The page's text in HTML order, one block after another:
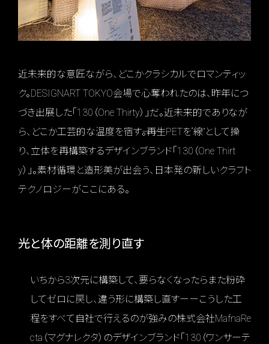
近未来的な意匠ながら、どこかクラシカルでロマンティッ
ク。DESIGNART TOKYO会場で心奪われたのは、昨年につ
づき出展した「130（One Thirty）」だ。近未来的でありなが
ら、どこか工芸的な温度を宿す――。再生PETを“線”として操
り、立体を再構築するデザインブランド「130（One Thirt
y）」。素材循環と造形美が出会う、日本発の新しいクラフト
テクノロジーがここにある。
光と体の距離を測り直す
いちから3次元に構築して、要らなくなったらまた粉砕
してゼロに戻し、違う形に構築し直すーーこうした工
程をすべて自社で行えるのが強みの株式会社MafnaRe
cta（マグナレクタ）のデザインブランド「130（ワンサーテ